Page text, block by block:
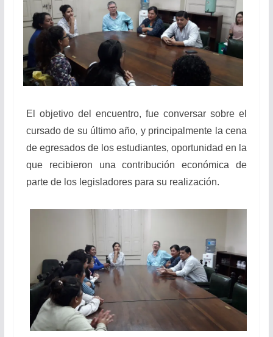
El objetivo del encuentro, fue conversar sobre el
cursado de su último año, y principalmente la cena
de egresados de los estudiantes, oportunidad en la
que recibieron una contribución económica de
parte de los legisladores para su realización.